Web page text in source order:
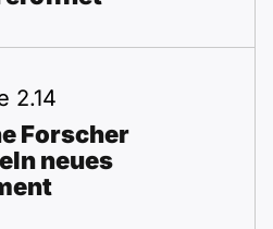
2.14
Forscher
neues